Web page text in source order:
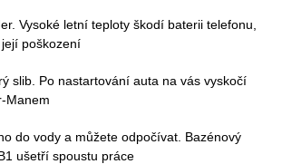
Vysoké letní teploty škodí baterii telefonu,
poškození
slib. Po nastartování auta na vás vyskočí
Manem
do vody a můžete odpočívat. Bazénový
ušetří spoustu práce